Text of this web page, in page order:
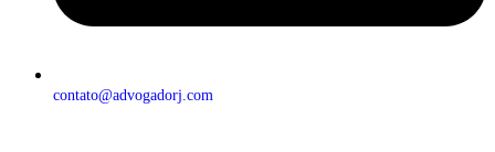
contato@advogadorj.com